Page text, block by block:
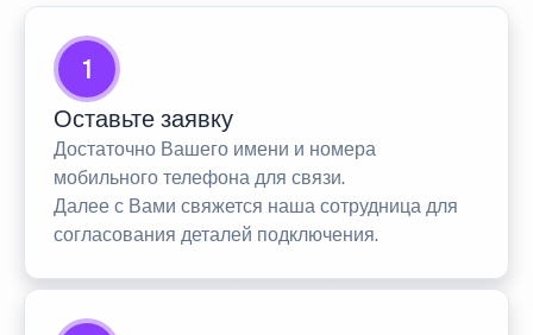
1
Оставьте заявку
Достаточно Вашего имени и номера
мобильного телефона для связи.
Далее с Вами свяжется наша сотрудница для
согласования деталей подключения.